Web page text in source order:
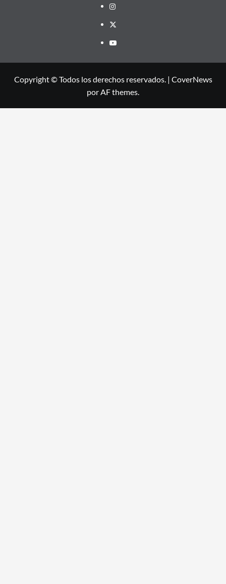
Instagram
Twitter
Youtube
Copyright © Todos los derechos reservados. | CoverNews
por AF themes.